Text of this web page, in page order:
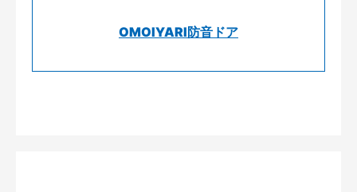
OMOIYARI防音ドア